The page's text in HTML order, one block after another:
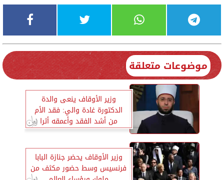
موضوعات متعلقة
وزير الأوقاف ينعى والدة
الدكتورة غادة والي: فقد الأم
من أشد الفقد وأعمقه أثرا
وزير الأوقاف يحضر جنازة البابا
فرنسيس وسط حضور مكثف من